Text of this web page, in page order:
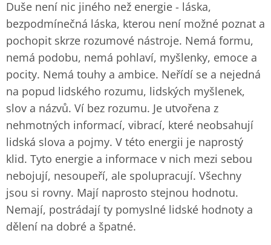
Duše není nic jiného než energie - láska,
bezpodmínečná láska, kterou není možné poznat a
pochopit skrze rozumové nástroje. Nemá formu,
nemá podobu, nemá pohlaví, myšlenky, emoce a
pocity. Nemá touhy a ambice. Neřídí se a nejedná
na popud lidského rozumu, lidských myšlenek,
slov a názvů. Ví bez rozumu. Je utvořena z
nehmotných informací, vibrací, které neobsahují
lidská slova a pojmy. V této energii je naprostý
klid. Tyto energie a informace v nich mezi sebou
nebojují, nesoupeří, ale spolupracují. Všechny
jsou si rovny. Mají naprosto stejnou hodnotu.
Nemají, postrádají ty pomyslné lidské hodnoty a
dělení na dobré a špatné.